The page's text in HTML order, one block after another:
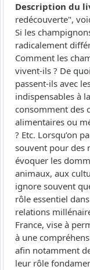
Description du
redécouverte",
Si les
radicalement
Comment les
vivent-ils ? De
passent-ils avec
indispensables à
consomment des
alimentaires ou
? Etc. Lorsqu’on
souvent pour des
évoquer les
animaux, aux
ignore souvent
rôle essentiel
relations
France, vise à
à une
afin notamment
leur rôle